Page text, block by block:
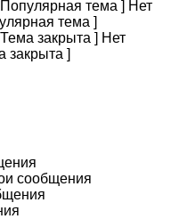
тема ] Нет
тема ]
закрыта ] Нет
закрыта ]
сообщения